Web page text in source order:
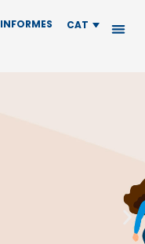
CAT
INFORMES